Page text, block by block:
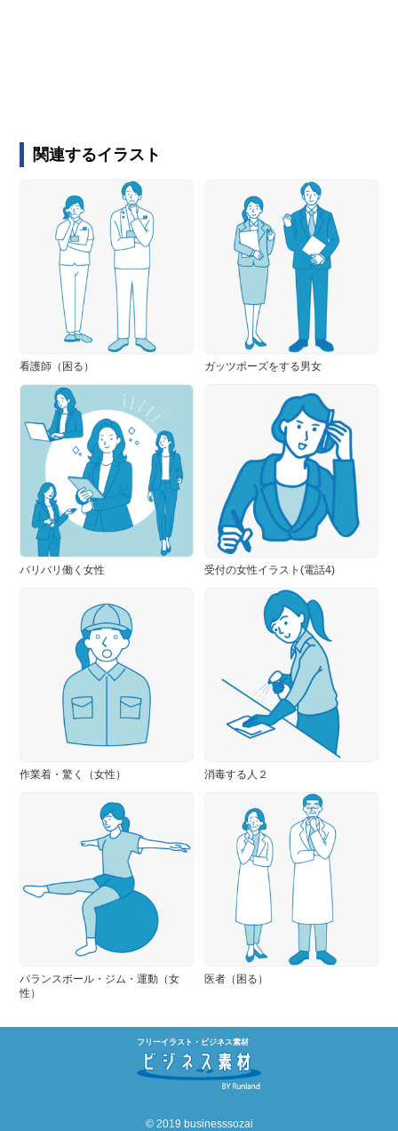
関連するイラスト
看護師（困る） ガッツポーズをする男女
バリバリ働く女性 受付の女性イラスト(電話4)
作業着・驚く（女性） 消毒する人２
バランスボール・ジム・運動（女
性）
医者（困る）
フリーイラスト・ビジネス素材
© 2019 businesssozai